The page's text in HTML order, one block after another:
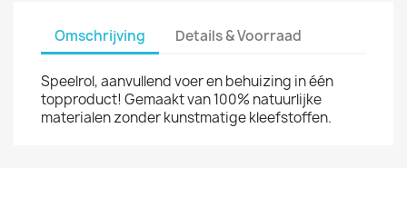
Omschrijving Details & Voorraad
Speelrol, aanvullend voer en behuizing in één
topproduct! Gemaakt van 100% natuurlijke
materialen zonder kunstmatige kleefstoffen.